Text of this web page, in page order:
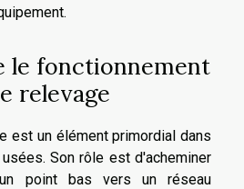
le fonctionnement
relevage
est un élément primordial dans
Son rôle est d'acheminer
point bas vers un réseau